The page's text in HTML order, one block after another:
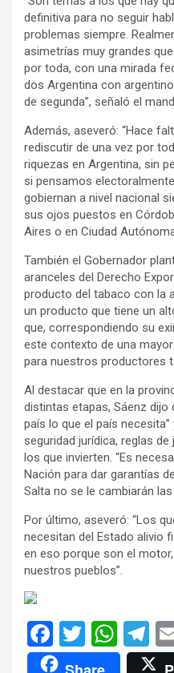
definitiva para no seguir
problemas siempre.
asimetrías muy grandes
por toda, con una mirada
dos Argentina con
de segunda”, señaló el
Además, aseveró: “Hace
rediscutir de una vez por
riquezas en Argentina, sin
si pensamos
gobiernan a nivel nacional
sus ojos puestos en
Aires o en Ciudad
También el Gobernador
aranceles del Derecho
producto del tabaco con la
un producto que tiene un
que, correspondiendo su
este contexto de una
para nuestros productores
Al destacar que en la
distintas etapas, Sáenz dijo
país lo que el país
seguridad jurídica, reglas
los que invierten. “Es
Nación para dar garantías
Salta no se le cambiarán las
Por último, aseveró: “Los
necesitan del Estado alivio
en eso porque son el
nuestros pueblos”.
F
a
T
wi
W
h
T
el